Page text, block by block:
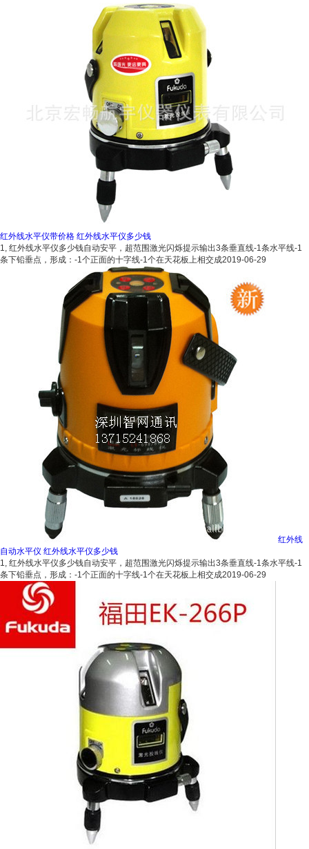
红外线水平仪带价格 红外线水平仪多少钱
1, 红外线水平仪多少钱自动安平，超范围激光闪烁提示输出3条垂直线-1条水平线-1
条下铅垂点，形成：-1个正面的十字线-1个在天花板上相交成2019-06-29
红外线
自动水平仪 红外线水平仪多少钱
1, 红外线水平仪多少钱自动安平，超范围激光闪烁提示输出3条垂直线-1条水平线-1
条下铅垂点，形成：-1个正面的十字线-1个在天花板上相交成2019-06-29